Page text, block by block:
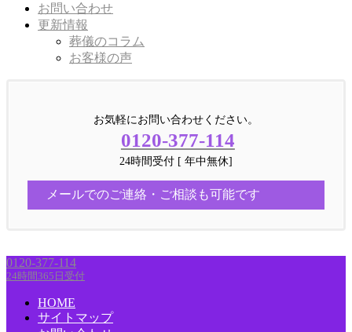
お問い合わせ
更新情報
葬儀のコラム
お客様の声
お気軽にお問い合わせください。
0120-377-114
24時間受付 [ 年中無休]
メールでのご連絡・ご相談も可能です
0120-377-114
24時間365日受付
HOME
サイトマップ